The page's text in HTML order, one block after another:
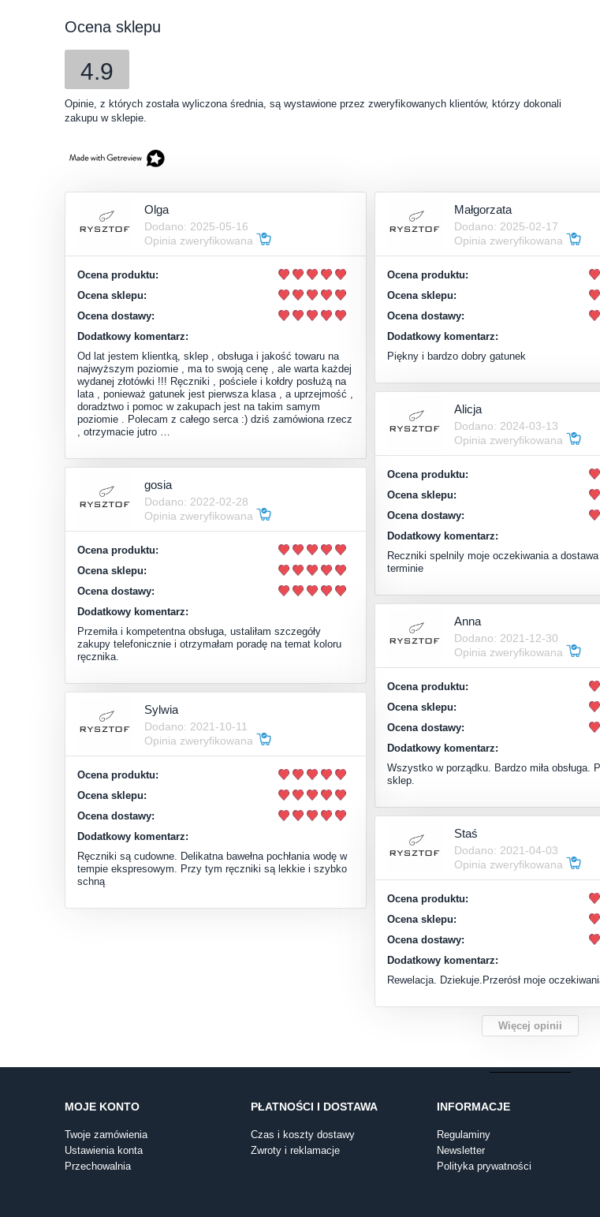
Ocena sklepu
4.9
Opinie, z których została wyliczona średnia, są wystawione przez zweryfikowanych klientów, którzy dokonali
zakupu w sklepie.
Olga
Dodano: 2025-05-16
Opinia zweryfikowana
Ocena produktu:
Ocena sklepu:
Ocena dostawy:
Dodatkowy komentarz:
Od lat jestem klientką, sklep , obsługa i jakość towaru na
najwyższym poziomie , ma to swoją cenę , ale warta każdej
wydanej złotówki !!! Ręczniki , pościele i kołdry posłużą na
lata , ponieważ gatunek jest pierwsza klasa , a uprzejmość ,
doradztwo i pomoc w zakupach jest na takim samym
poziomie . Polecam z całego serca :) dziś zamówiona rzecz
, otrzymacie jutro …
Małgorzata
Dodano: 2025-02-17
Opinia zweryfikowana
Ocena produktu:
Ocena sklepu:
Ocena dostawy:
Dodatkowy komentarz:
Piękny i bardzo dobry gatunek
Alicja
Dodano: 2024-03-13
Opinia zweryfikowana
Ocena produktu:
Ocena sklepu:
Ocena dostawy:
Dodatkowy komentarz:
Reczniki spelnily moje oczekiwania a
terminie
gosia
Dodano: 2022-02-28
Opinia zweryfikowana
Ocena produktu:
Ocena sklepu:
Ocena dostawy:
Dodatkowy komentarz:
Przemiła i kompetentna obsługa, ustaliłam szczegóły
zakupy telefonicznie i otrzymałam poradę na temat koloru
ręcznika.
Anna
Dodano: 2021-12-30
Opinia zweryfikowana
Ocena produktu:
Ocena sklepu:
Ocena dostawy:
Dodatkowy komentarz:
Wszystko w porządku. Bardzo miła obsługa.
sklep.
Sylwia
Dodano: 2021-10-11
Opinia zweryfikowana
Ocena produktu:
Ocena sklepu:
Ocena dostawy:
Dodatkowy komentarz:
Ręczniki są cudowne. Delikatna bawełna pochłania wodę w
tempie ekspresowym. Przy tym ręczniki są lekkie i szybko
schną
Staś
Dodano: 2021-04-03
Opinia zweryfikowana
Ocena produktu:
Ocena sklepu:
Ocena dostawy:
Dodatkowy komentarz:
Rewelacja. Dziekuje.Przerósł moje
Więcej opinii
MOJE KONTO
Twoje zamówienia
Ustawienia konta
Przechowalnia
PŁATNOŚCI I DOSTAWA
Czas i koszty dostawy
Zwroty i reklamacje
INFORMACJE
Regulaminy
Newsletter
Polityka prywatności